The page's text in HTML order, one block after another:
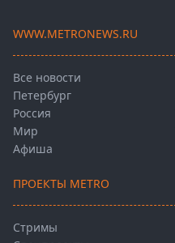
WWW.METRONEWS.RU
Все новости
Петербург
Россия
Мир
Афиша
ПРОЕКТЫ METRO
Стримы